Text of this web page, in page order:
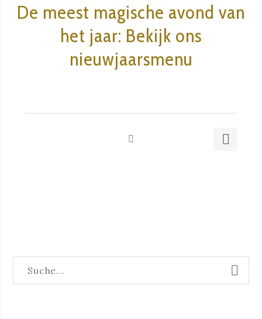
De meest magische avond van
het jaar: Bekijk ons
nieuwjaarsmenu